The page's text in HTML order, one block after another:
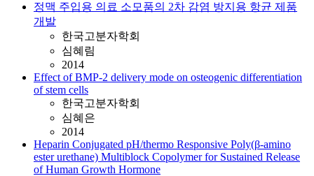
정맥 주입용 의료 소모품의 2차 감염 방지용 항균 제품
개발
한국고분자학회
심혜림
2014
Effect of BMP-2 delivery mode on osteogenic differentiation
of stem cells
한국고분자학회
심혜은
2014
Heparin Conjugated pH/thermo Responsive Poly(β-amino
ester urethane) Multiblock Copolymer for Sustained Release
of Human Growth Hormone